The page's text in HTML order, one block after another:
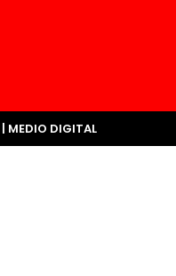
DIGITAL